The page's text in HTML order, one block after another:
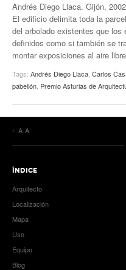
Andrés Diego Llaca. Gijón,
El edificio delimita toda la
del arbolado existentes que los
definidos como si también se
montar exposiciones al aire
Tags: Andrés Diego Llaca Carlos
pabellón Premio Asturias de
A-A
ÍNDICE
Arquitecto
Localización
Mapa
Uso
Equipo
Blog